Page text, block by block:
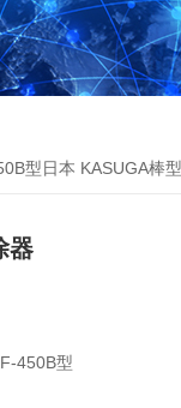
型日本 KASUGA棒型静电
器
450B型